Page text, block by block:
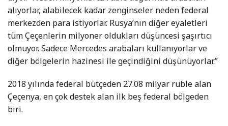
alıyorlar, alabilecek kadar zenginseler neden federal
merkezden para istiyorlar. Rusya’nın diğer eyaletleri
tüm Çeçenlerin milyoner oldukları düşüncesi şaşırtıcı
olmuyor. Sadece Mercedes arabaları kullanıyorlar ve
diğer bölgelerin hazinesi ile geçindiğini düşünüyorlar.”
2018 yılında federal bütçeden 27.08 milyar ruble alan
Çeçenya, en çok destek alan ilk beş federal bölgeden
biri.